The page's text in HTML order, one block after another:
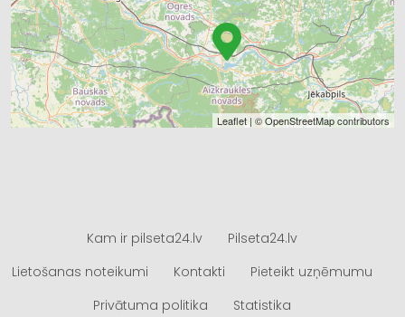
Leaflet | ©OpenStreetMapcontributors
Kam ir pilseta24.lv
Pilseta24.lv
Lietošanas noteikumi
Kontakti
Pieteikt uzņēmumu
Privātuma politika
Statistika